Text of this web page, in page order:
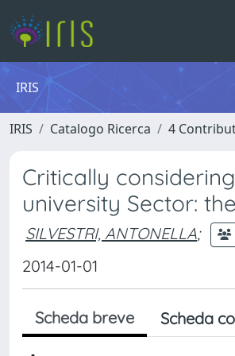
IRIS
IRIS Catalogo Ricerca 4
Critically
university Sector:
SILVESTRI, ANTONELLA;
2014-01-01
Scheda breve Scheda